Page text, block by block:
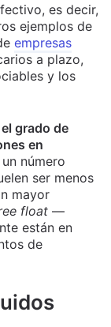
es decir,
ejemplos de
empresas
a plazo,
y los
el grado de
en
número
ser menos
mayor
float —
están en
de